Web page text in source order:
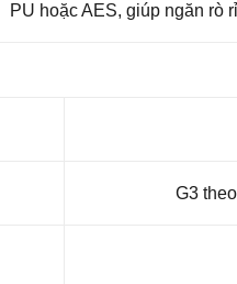
PU hoặc AES, giúp ngăn rò
G3